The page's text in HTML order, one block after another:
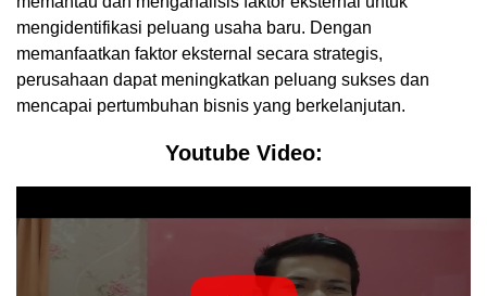
mengidentifikasi peluang usaha baru. Dengan
memanfaatkan faktor eksternal secara strategis,
perusahaan dapat meningkatkan peluang sukses dan
mencapai pertumbuhan bisnis yang berkelanjutan.
Youtube Video: